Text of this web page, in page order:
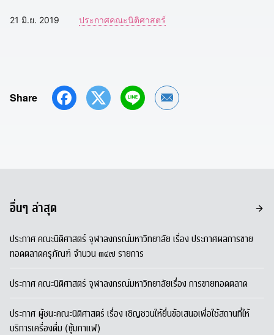
21 มิ.ย. 2019 ประกาศคณะนิติศาสตร์
Share Share by Email
อื่นๆ ล่าสุด
ประกาศ คณะนิติศาสตร์ จุฬาลงกรณ์มหาวิทยาลัย เรื่อง ประกาศผลการขาย
ทอดตลาดครุภัณฑ์ จำนวน ๓๔๗ รายการ
ประกาศ คณะนิติศาสตร์ จุฬาลงกรณ์มหาวิทยาลัยเรื่อง การขายทอดตลาด
ประกาศ ผู้ชนะคณะนิติศาสตร์ เรื่อง เชิญชวนให้ยื่นข้อเสนอเพื่อใช้สถานที่ให้
บริการเครื่องดื่ม (ซุ้มกาแฟ)